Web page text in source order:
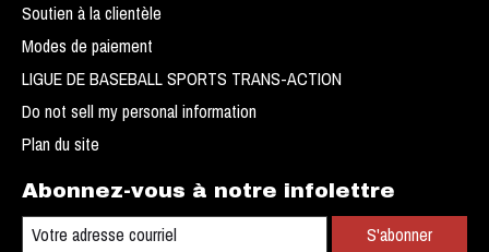
Soutien à la clientèle
Modes de paiement
LIGUE DE BASEBALL SPORTS TRANS-ACTION
Do not sell my personal information
Plan du site
Abonnez-vous à notre infolettre
S'abonner